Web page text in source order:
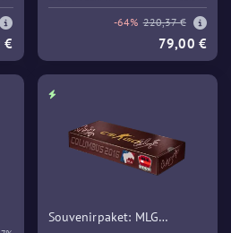
€
-64% 220,37 €
79,00 €
Souvenirpaket: MLG